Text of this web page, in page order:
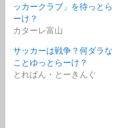
ッカークラブ」を待っとら
ーけ？
カターレ富山
サッカーは戦争？何ダラな
ことゆっとらーけ？
とれぱん・とーきんぐ